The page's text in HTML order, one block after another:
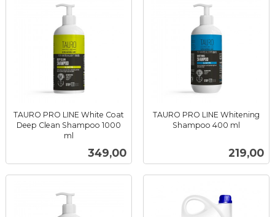
TAURO PRO LINE White Coat
Deep Clean Shampoo 1000
ml
Pris
349,00
TAURO PRO LINE Whitening
Shampoo 400 ml
Pris
219,00